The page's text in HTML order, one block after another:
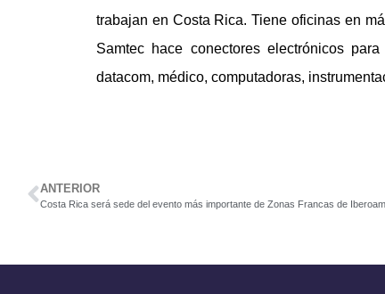
trabajan en Costa Rica. Tiene oficinas en
Samtec hace conectores electrónicos
datacom, médico, computadoras,
ANTERIOR
Costa Rica será sede del evento más importante de Zonas Francas de